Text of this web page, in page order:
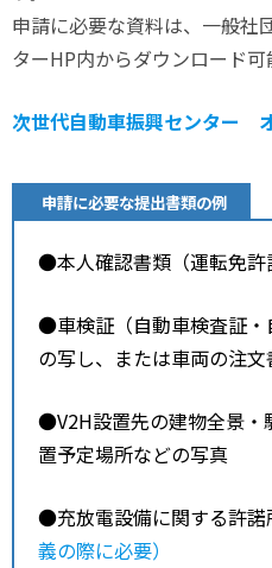
申請に必要な資料は、一般社
ターHP内からダウンロード可
次世代自動車振興センター
申請に必要な提出書類の例
●本人確認書類（運転免許
●車検証（自動車検査証・
の写し、または車両の注文
●V2H設置先の建物全景・
置予定場所などの写真
●充放電設備に関する許諾
義の際に必要）